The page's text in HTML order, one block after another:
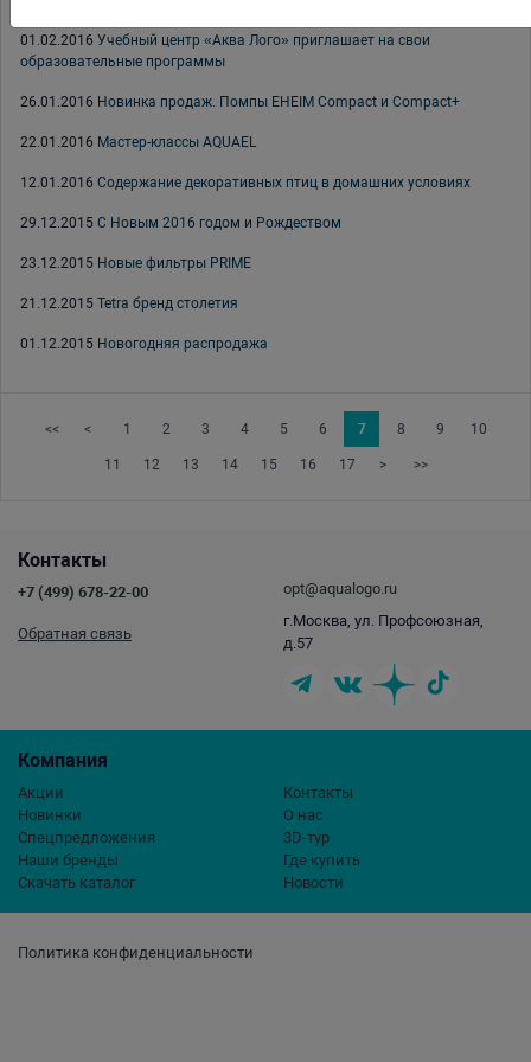
01.02.2016 Учебный центр «Аква Лого» приглашает на свои
образовательные программы
26.01.2016 Новинка продаж. Помпы EHEIM Compact и Compact+
22.01.2016 Мастер-классы AQUAEL
12.01.2016 Содержание декоративных птиц в домашних условиях
29.12.2015 С Новым 2016 годом и Рождеством
23.12.2015 Новые фильтры PRIME
21.12.2015 Tetra бренд столетия
01.12.2015 Новогодняя распродажа
<< < 1 2 3 4 5 6 7 8 9 10
11 12 13 14 15 16 17 > >>
Политика конфиденциальности
Компания
Акции
Новинки
Спецпредложения
Наши бренды
Скачать каталог
Контакты
О нас
3D-тур
Где купить
Новости
Контакты
+7 (499) 678-22-00
Обратная связь
opt@aqualogo.ru
г.Москва, ул. Профсоюзная,
д.57